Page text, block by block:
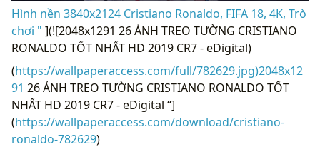
Hình nền 3840x2124 Cristiano Ronaldo, FIFA 18, 4K, Trò
chơi " ](![2048x1291 26 ẢNH TREO TƯỜNG CRISTIANO
RONALDO TỐT NHẤT HD 2019 CR7 - eDigital)
(https://wallpaperaccess.com/full/782629.jpg)2048x12
91 26 ẢNH TREO TƯỜNG CRISTIANO RONALDO TỐT
NHẤT HD 2019 CR7 - eDigital “]
(https://wallpaperaccess.com/download/cristiano-
ronaldo-782629)